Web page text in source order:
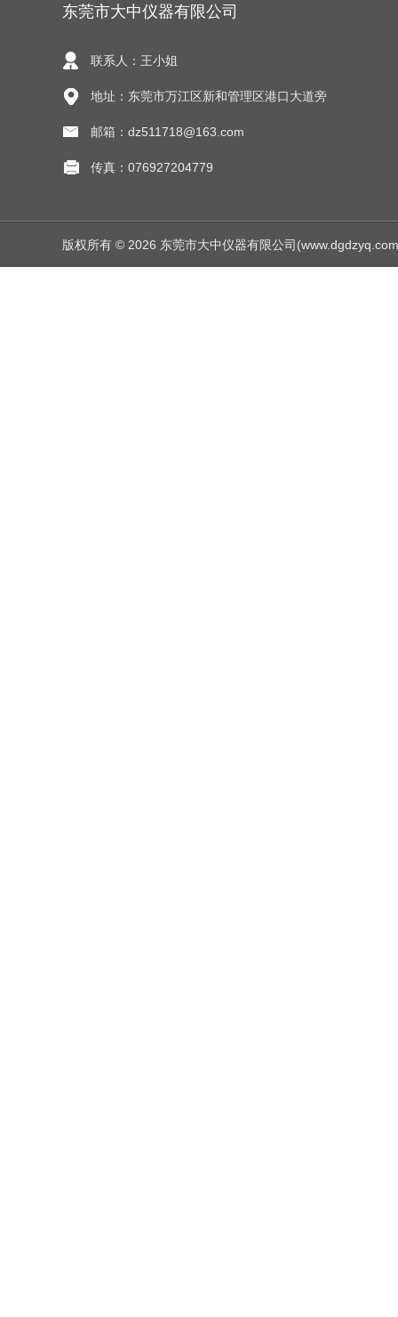
东莞市大中仪器有限公司
联系人：王小姐
地址：东莞市万江区新和管理区港口大道旁
邮箱：dz511718@163.com
传真：076927204779
版权所有 © 2026 东莞市大中仪器有限公司